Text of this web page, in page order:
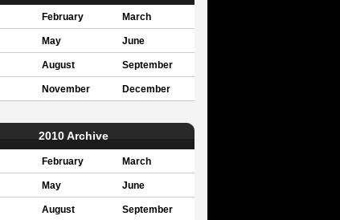
February March
May June
August September
November December
2010 Archive
February March
May June
August September